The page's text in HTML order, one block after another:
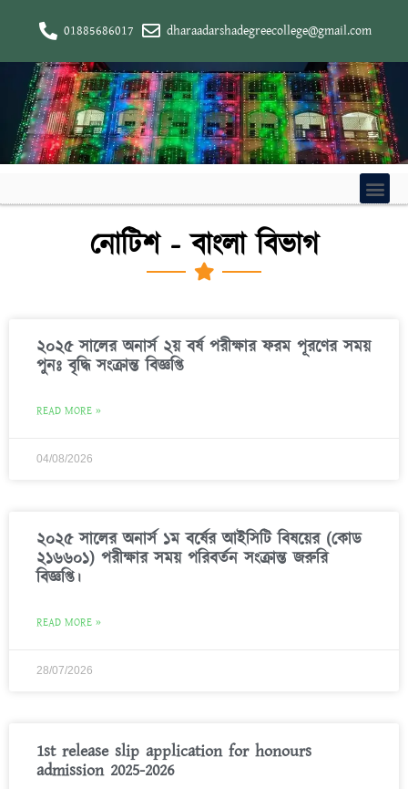
01885686017 dharaadarshadegreecollege@gmail.com
নোটিশ - বাংলা বিভাগ
২০২৫ সালের অনার্স ২য় বর্ষ পরীক্ষার ফরম পূরণের সময়
পুনঃ বৃদ্ধি সংক্রান্ত বিজ্ঞপ্তি
READ MORE »
04/08/2026
২০২৫ সালের অনার্স ১ম বর্ষের আইসিটি বিষয়ের (কোড
২১৬৬০১) পরীক্ষার সময় পরিবর্তন সংক্রান্ত জরুরি
বিজ্ঞপ্তি।
READ MORE »
28/07/2026
1st release slip application for honours
admission 2025-2026